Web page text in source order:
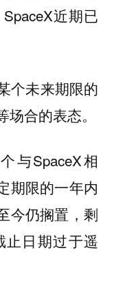
近期已
个未来期限的
合的表态。
与SpaceX相
期限的一年内
今仍搁置，剩
日期过于遥